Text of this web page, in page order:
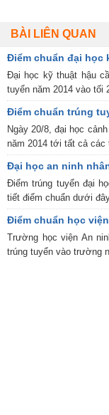
BÀI LIÊN QUAN
Điểm chuẩn đại học
Đại học kỹ thuật hậu
tuyển năm 2014 vào tối
Điểm chuẩn trúng
Ngày 20/8, đại học
năm 2014 tới tất cả các
Đại học an ninh
Điểm trúng tuyển đại
tiết điểm chuẩn dưới
Điểm chuẩn học
Trường học viện An
trúng tuyển vào trường